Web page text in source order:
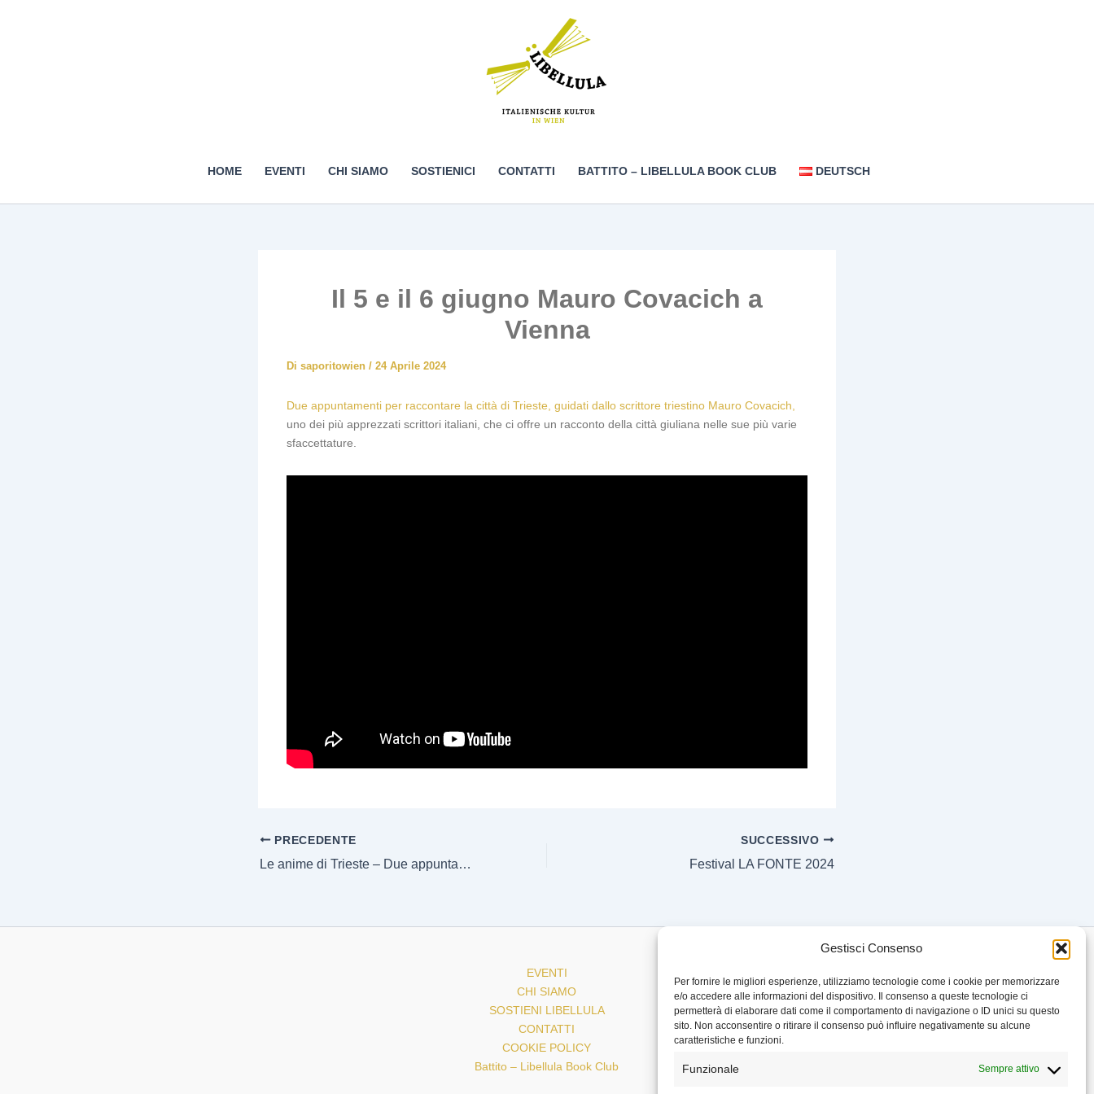
Gestisci Consenso
Per fornire le migliori esperienze, utilizziamo tecnologie come i cookie per memorizzare
e/o accedere alle informazioni del dispositivo. Il consenso a queste tecnologie ci
permetterà di elaborare dati come il comportamento di navigazione o ID unici su questo
sito. Non acconsentire o ritirare il consenso può influire negativamente su alcune
caratteristiche e funzioni.
Funzionale Sempre attivo
HOME EVENTI CHI SIAMO SOSTIENICI CONTATTI BATTITO – LIBELLULA BOOK CLUB DEUTSCH
Il 5 e il 6 giugno Mauro Covacich a
Vienna
Di saporitowien / 24 Aprile 2024
Due appuntamenti per raccontare la città di Trieste, guidati dallo scrittore triestino Mauro Covacich,
uno dei più apprezzati scrittori italiani, che ci offre un racconto della città giuliana nelle sue più varie
sfaccettature.
PRECEDENTE
Le anime di Trieste – Due appuntamenti a Vienna
SUCCESSIVO
Festival LA FONTE 2024
EVENTI
CHI SIAMO
SOSTIENI LIBELLULA
CONTATTI
COOKIE POLICY
Battito – Libellula Book Club